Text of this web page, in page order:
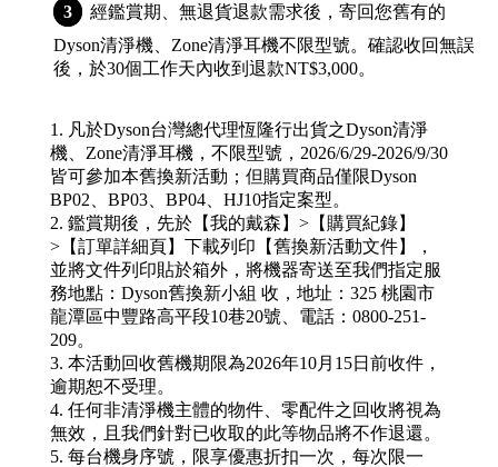
經鑑賞期、無退貨退款需求後，寄回您舊有的
Dyson清淨機、Zone清淨耳機不限型號。確認收回無誤
後，於30個工作天內收到退款NT$3,000。
1. 凡於Dyson台灣總代理恆隆行出貨之Dyson清淨
機、Zone清淨耳機，不限型號，2026/6/29-2026/9/30
皆可參加本舊換新活動；但購買商品僅限Dyson
BP02、BP03、BP04、HJ10指定案型。
2. 鑑賞期後，先於【我的戴森】>【購買紀錄】
>【訂單詳細頁】下載列印【舊換新活動文件】，
並將文件列印貼於箱外，將機器寄送至我們指定服
務地點：Dyson舊換新小組 收，地址：325 桃園市
龍潭區中豐路高平段10巷20號、電話：0800-251-
209。
3. 本活動回收舊機期限為2026年10月15日前收件，
逾期恕不受理。
4. 任何非清淨機主體的物件、零配件之回收將視為
無效，且我們針對已收取的此等物品將不作退還。
5. 每台機身序號，限享優惠折扣一次，每次限一